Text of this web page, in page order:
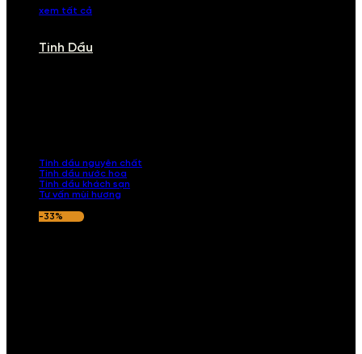
xem tất cả
Tinh Dầu
Tinh dầu nguyên chất
Tinh dầu nước hoa
Tinh dầu khách sạn
Tư vấn mùi hương
-33%